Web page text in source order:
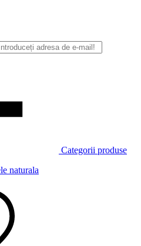
Categorii produse